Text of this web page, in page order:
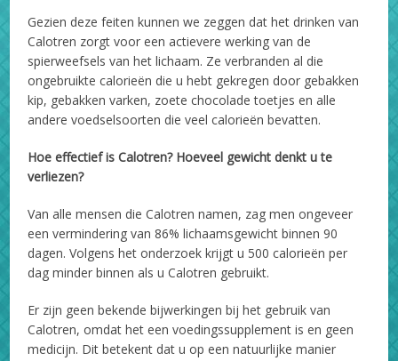
Gezien deze feiten kunnen we zeggen dat het drinken van
Calotren zorgt voor een actievere werking van de
spierweefsels van het lichaam. Ze verbranden al die
ongebruikte calorieën die u hebt gekregen door gebakken
kip, gebakken varken, zoete chocolade toetjes en alle
andere voedselsoorten die veel calorieën bevatten.
Hoe effectief is Calotren? Hoeveel gewicht denkt u te
verliezen?
Van alle mensen die Calotren namen, zag men ongeveer
een vermindering van 86% lichaamsgewicht binnen 90
dagen. Volgens het onderzoek krijgt u 500 calorieën per
dag minder binnen als u Calotren gebruikt.
Er zijn geen bekende bijwerkingen bij het gebruik van
Calotren, omdat het een voedingssupplement is en geen
medicijn. Dit betekent dat u op een natuurlijke manier